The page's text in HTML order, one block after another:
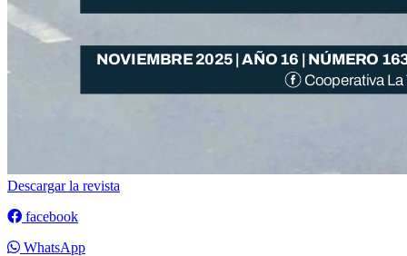
Descargar la revista
facebook
WhatsApp